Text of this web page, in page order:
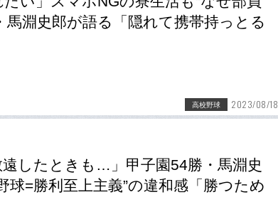
馬淵史郎が語る「隠れて携帯持っとる
高校野球 2023/08/18
遠したときも…」甲子園54勝・馬淵史
球=勝利至上主義”の違和感「勝つため